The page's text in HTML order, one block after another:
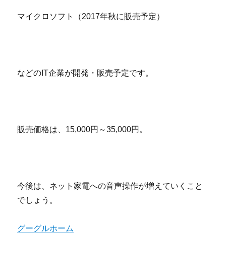
マイクロソフト（2017年秋に販売予定）
などのIT企業が開発・販売予定です。
販売価格は、15,000円～35,000円。
今後は、ネット家電への音声操作が増えていくこと
でしょう。
グーグルホーム